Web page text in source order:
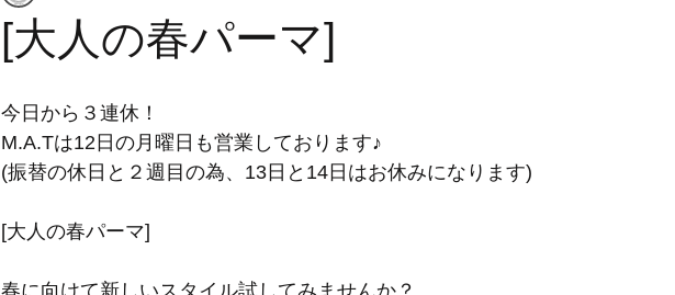
[大人の春パーマ]
今日から３連休！
M.A.Tは12日の月曜日も営業しております♪
(振替の休日と２週目の為、13日と14日はお休みになります)
[大人の春パーマ]
春に向けて新しいスタイル試してみませんか？